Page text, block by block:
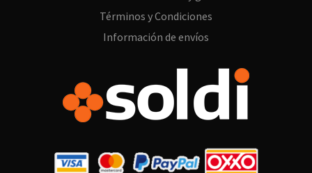
Términos y Condiciones
Información de envíos